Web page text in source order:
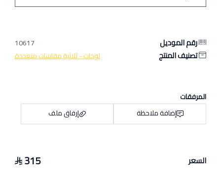
رقم الموديل 10617
تصنيف المنتج لوحات - ثلاثية مقاسات متعددة
المرفقات
إضافة ملاحظة
إرفاق ملف
السعر 315